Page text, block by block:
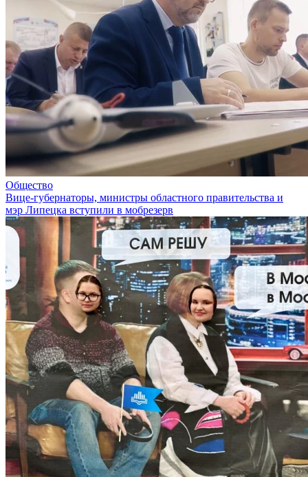
Общество
Вице-губернаторы, министры областного правительства и
мэр Липецка вступили в мобрезерв